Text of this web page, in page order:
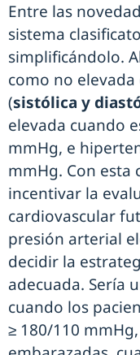
Entre las
sistema
simplificándolo.
como no
(sistólica y
elevada cuando
mmHg, e
mmHg. Con esta
incentivar la
cardiovascular
presión arterial
decidir la
adecuada. Sería
cuando los
≥ 180/110